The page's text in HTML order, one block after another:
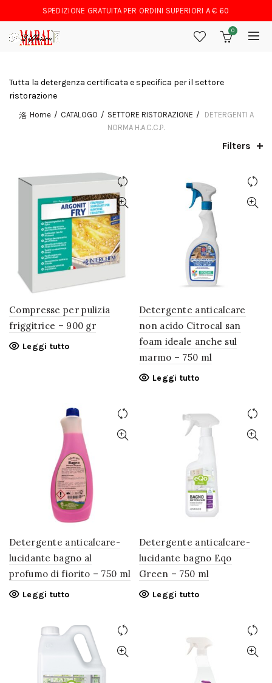
SPEDIZIONE GRATUITA PER ORDINI SUPERIORI A € 60
0
Tutta la detergenza certificata e specifica per il settore
ristorazione
Home CATALOGO SETTORE RISTORAZIONE
DETERGENTI A
NORMA H.A.C.C.P.
Filters
Compresse per pulizia
friggitrice – 900 gr
Leggi tutto
Detergente anticalcare
non acido Citrocal san
foam ideale anche sul
marmo – 750 ml
Leggi tutto
Detergente anticalcare-
lucidante bagno al
profumo di fiorito – 750 ml
Leggi tutto
Detergente anticalcare-
lucidante bagno Eqo
Green – 750 ml
Leggi tutto